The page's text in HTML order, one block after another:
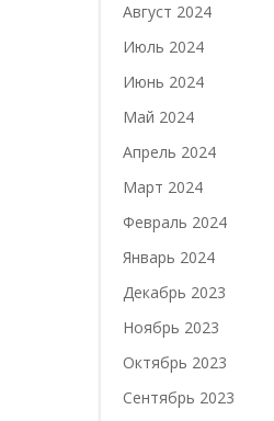
Август 2024
Июль 2024
Июнь 2024
Май 2024
Апрель 2024
Март 2024
Февраль 2024
Январь 2024
Декабрь 2023
Ноябрь 2023
Октябрь 2023
Сентябрь 2023